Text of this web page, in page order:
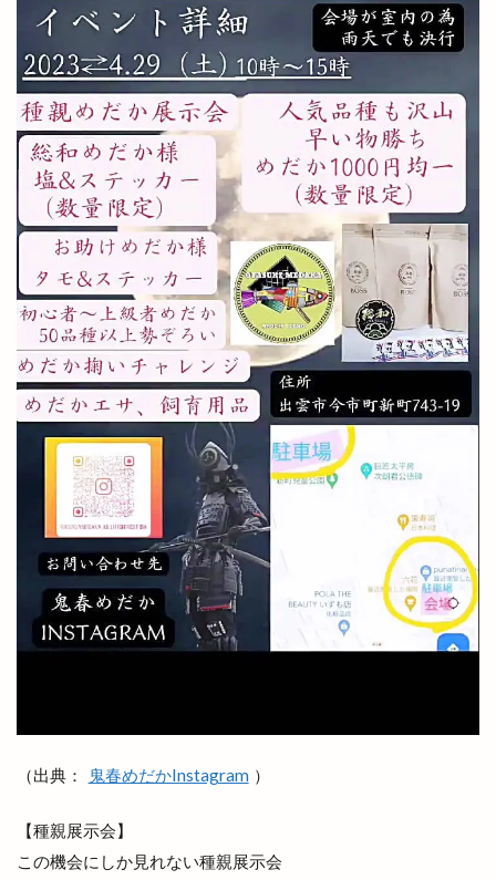
（出典： 鬼春めだかInstagram ）
【種親展示会】
この機会にしか見れない種親展示会